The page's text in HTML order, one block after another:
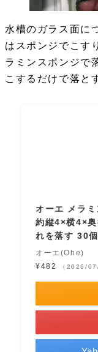
水槽のガラス面に
はスポンジでこす
ラミンスポンジで
こするだけで落と
オーエ メラ
約縦4×横4×
れを落す 30
オーエ(Ohe)
¥482
（2026/